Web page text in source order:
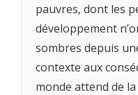
pauvres, dont les
développement
sombres depuis
contexte aux
monde attend de